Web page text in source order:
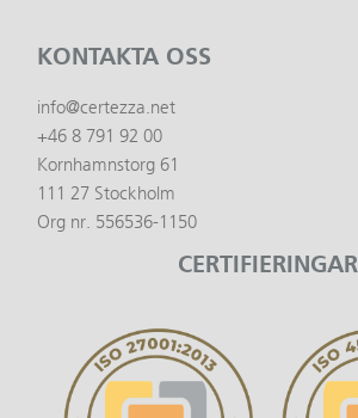
KONTAKTA OSS
info@certezza.net
+46 8 791 92 00
Kornhamnstorg 61
111 27 Stockholm
Org nr. 556536-1150
CERTIFIERINGAR